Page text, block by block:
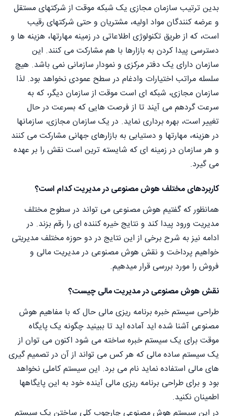
بدین ترتیب سازمان مجازی یک شبکه موقت از شرکتهای مستقل
و عرضه کنندگان مواد اولیه، مشتریان و حتی شرکتهای رقیب
است، که از طریق تکنولوژی اطلاعاتی در زمینه مهارتها، هزینه ها و
دسترسی پیدا کردن به بازارها با هم مشارکت می کنند. این
سازمان دارای یک دفتر مرکزی و نمودار سازمانی نمی باشد. هیچ
سلسله مراتب اختیارات وادغام در سطح عمودی نخواهد بود. لذا
سازمان مجازی، شبکه ای است موقت از سازمان دیگر، که به
سرعت گردهم می آیند تا از فرصت هایی که بسرعت در حال
تغییر است، بهره برداری نماید. در یک سازمان مجازی، سازمانها
در هزینه، مهارتها و دستیابی به بازارهای جهانی مشارکت می کنند
و هر سازمان در زمینه ای که شایسته ترین است نقش را بر عهده
می گیرد.
کاربردهای مختلف هوش مصنوعی در مدیریت کدام است؟
همانظور که گفتیم هوش مصنوعی می تواند در سطوح مختلف
مدیریت ورود پیدا کند و نتایج خیره کننده ای را رقم بزند. در
ادامه نیز به شرح برخی از این نتایج در دو حوزه مختلف مدیریتی
خواهیم پرداخت و نقش هوش مصنوعی در مدیریت مالی و
فروش را مورد بررسی قرار میدهیم.
نقش هوش مصنوعی در مدیریت مالی چیست؟
طراحی سیستم خبره برنامه ریزی مالی حال که با مفاهیم هوش
مصنوعی آشنا شده اید آماده اید تا ببینید چگونه یک پایگاه
موقت برای یک سیستم خبره ساخته می شود اکنون می توان از
یک سیستم ساده مالی که هر کس می تواند از آن در تصمیم گیری
های مالی استفاده نماید نام می برد. این سیستم کاملی نخواهد
بود و برای طراحی برنامه ریزی مالی آینده خود به این پایگاهها
اطمینان نکنید.
در این سیستم هوش مصنوعی چارچوب کلی ساختن یک سیستم